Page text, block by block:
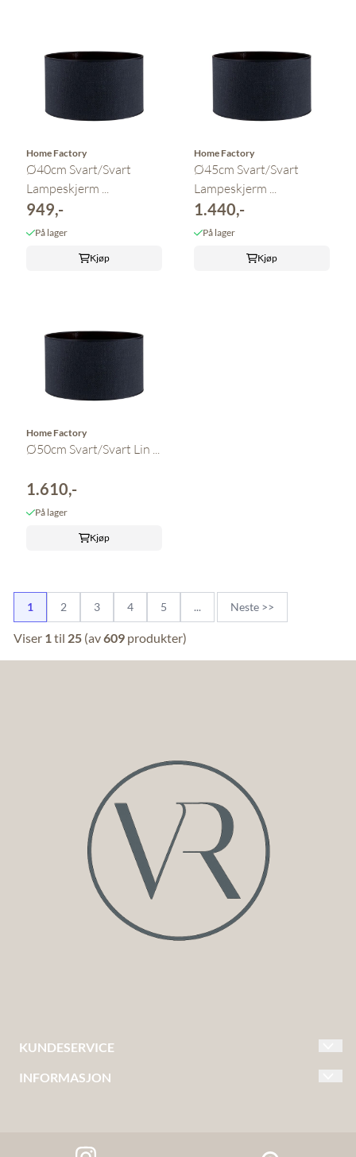
Home Factory
Ø40cm Svart/Svart
Lampeskjerm ...
949,-
På lager
Kjøp
Home Factory
Ø45cm Svart/Svart
Lampeskjerm ...
1.440,-
På lager
Kjøp
Home Factory
Ø50cm Svart/Svart Lin ...
1.610,-
På lager
Kjøp
1 2 3 4 5 ... Neste >>
Viser 1til 25(av609produkter)
KUNDESERVICE
KONTAKT OSS
BETALING - VIPPS & KLARNA
INFORMASJON